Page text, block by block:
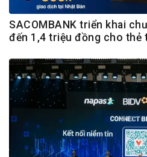
SACOMBANK triển khai
đến 1,4 triệu đồng cho thẻ